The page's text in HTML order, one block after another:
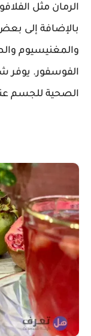
الرمان مثل
بالإضافة إلى
والمغنيسيوم
الفوسفور. يوفر
الصحية للجسم